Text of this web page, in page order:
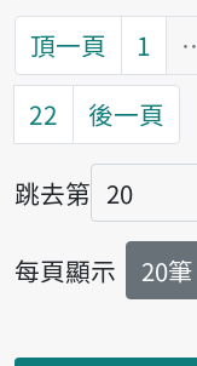
頂一頁 1
22
後一頁
跳去第
頁碼
每頁顯示 20筆